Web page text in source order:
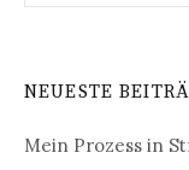
NEUESTE
Mein Prozess in